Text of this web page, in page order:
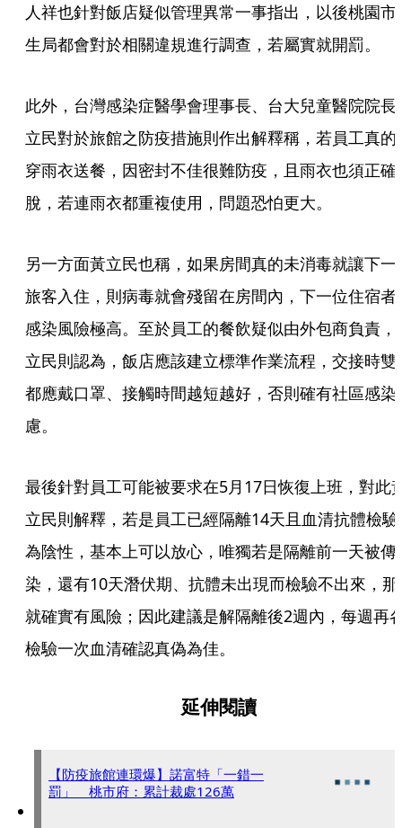
人祥也針對飯店疑似管理異常一事指出，以後桃園市
生局都會對於相關違規進行調查，若屬實就開罰。
此外，台灣感染症醫學會理事長、台大兒童醫院院長
立民對於旅館之防疫措施則作出解釋稱，若員工真的
穿雨衣送餐，因密封不佳很難防疫，且雨衣也須正確
脫，若連雨衣都重複使用，問題恐怕更大。
另一方面黃立民也稱，如果房間真的未消毒就讓下一
旅客入住，則病毒就會殘留在房間內，下一位住宿者
感染風險極高。至於員工的餐飲疑似由外包商負責，
立民則認為，飯店應該建立標準作業流程，交接時雙
都應戴口罩、接觸時間越短越好，否則確有社區感染
慮。
最後針對員工可能被要求在5月17日恢復上班，對此
立民則解釋，若是員工已經隔離14天且血清抗體檢驗
為陰性，基本上可以放心，唯獨若是隔離前一天被傳
染，還有10天潛伏期、抗體未出現而檢驗不出來，那
就確實有風險；因此建議是解隔離後2週內，每週再
檢驗一次血清確認真偽為佳。
延伸閱讀
【防疫旅館連環爆】諾富特「一錯一
罰」 桃市府：累計裁處126萬